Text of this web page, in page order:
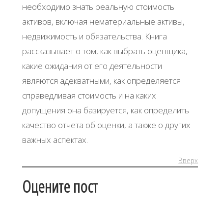
необходимо знать реальную стоимость
активов, включая нематериальные активы,
недвижимость и обязательства. Книга
рассказывает о том, как выбрать оценщика,
какие ожидания от его деятельности
являются адекватными, как определяется
справедливая стоимость и на каких
допущения она базируется, как определить
качество отчета об оценки, а также о других
важных аспектах.
Вверх
Оцените пост